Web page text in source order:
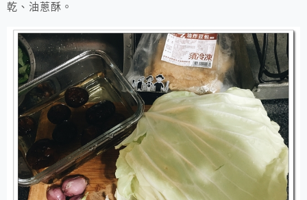
乾、油蔥酥。